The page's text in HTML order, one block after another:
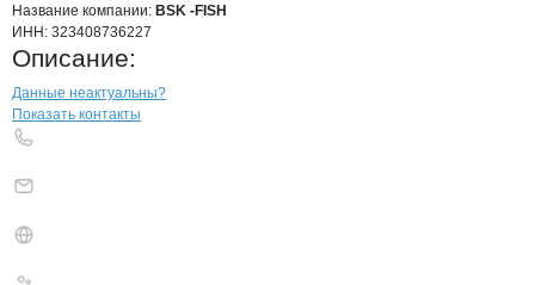
Название компании: BSK -FISH
ИНН: 323408736227
Описание:
Контактыкомпании
+7(800)000-00-..
Данные неактуальны?
Показать контакты